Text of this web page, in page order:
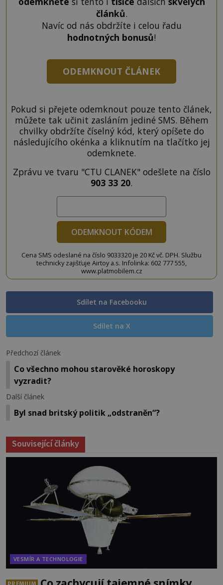
článků.
Navíc od nás obdržíte i celou řadu
hodnotných bonusů!
ODEMKNOUT ČLÁNEK
Pokud si přejete odemknout pouze tento článek,
můžete tak učinit zasláním jediné SMS. Během
chvilky obdržíte číselný kód, který opíšete do
následujícího okénka a kliknutím na tlačítko jej
odemknete.
Zprávu ve tvaru "CTU CLANEK" odešlete na číslo
903 33 20.
ODEMKNOUT KÓDEM
Cena SMS odeslané na číslo 9033320 je 20 Kč vč. DPH. Službu
technicky zajišťuje Airtoy a.s. Infolinka: 602 777 555,
www.platmobilem.cz
Sdílet na Facebooku
Sdílet na X
Předchozí článek
Co všechno mohou starověké horoskopy
vyzradit?
Další článek
Byl snad britský politik „odstraněn“?
Související články
VESMÍR A TECHNOLOGIE